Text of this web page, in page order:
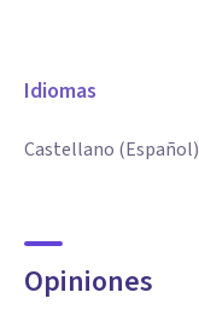
Idiomas
Castellano (Español)
Opiniones